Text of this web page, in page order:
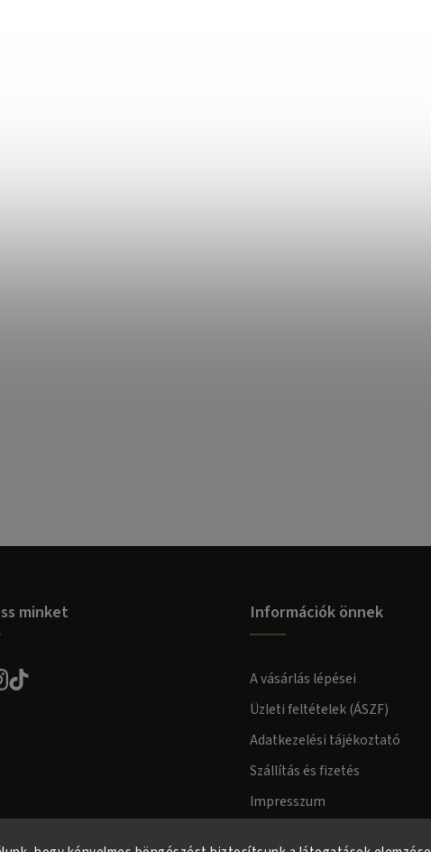
minket Információk önnek
A vásárlás lépései
Üzleti feltételek (ÁSZF)
Adatkezelési tájékoztató
Szállítás és fizetés
Impresszum